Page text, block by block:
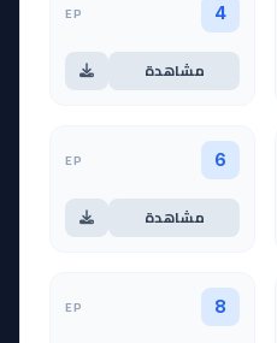
4
EP
مشاهدة
6
EP
مشاهدة
8
EP